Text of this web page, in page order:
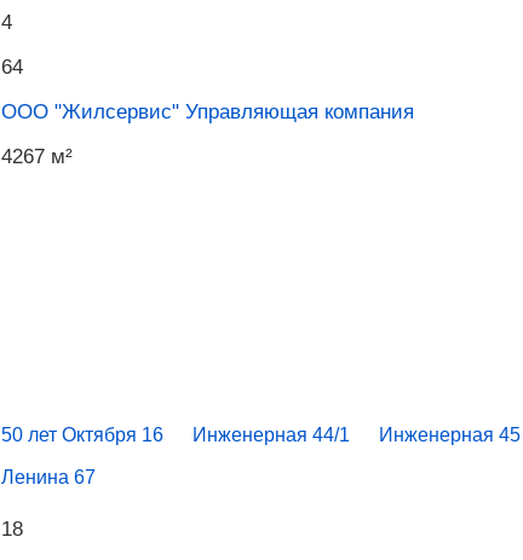
4
64
ООО "Жилсервис" Управляющая компания
4267 м²
50 лет Октября 16 Инженерная 44/1 Инженерная 45
Ленина 67
18